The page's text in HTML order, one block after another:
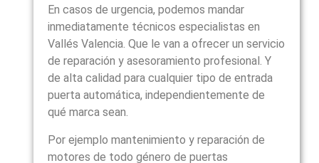
En casos de urgencia, podemos mandar
inmediatamente técnicos especialistas en
Vallés Valencia. Que le van a ofrecer un servicio
de reparación y asesoramiento profesional. Y
de alta calidad para cualquier tipo de entrada
puerta automática, independientemente de
qué marca sean.
Por ejemplo mantenimiento y reparación de
motores de todo género de puertas